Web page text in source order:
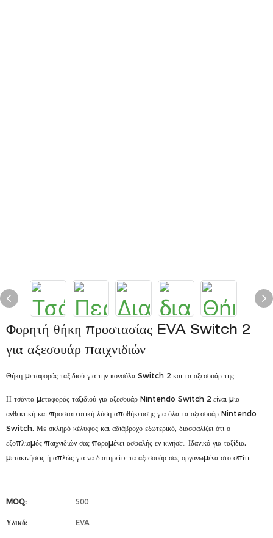
Φορητή θήκη προστασίας EVA Switch 2
για αξεσουάρ παιχνιδιών
Θήκη μεταφοράς ταξιδιού για την κονσόλα Switch 2 και τα αξεσουάρ της
Η τσάντα μεταφοράς ταξιδιού για αξεσουάρ Nintendo Switch 2 είναι μια
ανθεκτική και προστατευτική λύση αποθήκευσης για όλα τα αξεσουάρ Nintendo
Switch. Με σκληρό κέλυφος και αδιάβροχο εξωτερικό, διασφαλίζει ότι ο
εξοπλισμός παιχνιδιών σας παραμένει ασφαλής εν κινήσει. Ιδανικό για ταξίδια,
μετακινήσεις ή απλώς για να διατηρείτε τα αξεσουάρ σας οργανωμένα στο σπίτι.
MOQ: 500
Υλικό: EVA